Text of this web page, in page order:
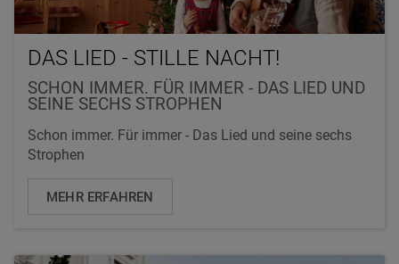
DAS LIED - STILLE NACHT!
SCHON IMMER. FÜR IMMER - DAS LIED UND
SEINE SECHS STROPHEN
Schon immer. Für immer - Das Lied und seine sechs
Strophen
MEHR ERFAHREN